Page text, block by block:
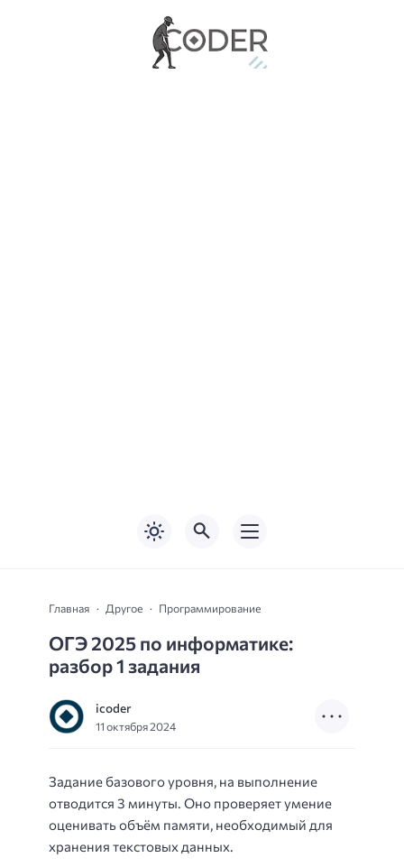
Главная Другое Программирование
ОГЭ 2025 по информатике:
разбор 1 задания
icoder
11 октября 2024
Задание базового уровня, на выполнение
отводится 3 минуты. Оно проверяет умение
оценивать объём памяти, необходимый для
хранения текстовых данных.